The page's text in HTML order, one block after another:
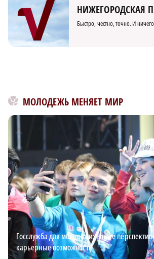
НИЖЕГОРОДСКАЯ
Быстро, честно, точно. И
МОЛОДЕЖЬ МЕНЯЕТ МИР
Госслужба для молодежи: новые
карьерные возможности